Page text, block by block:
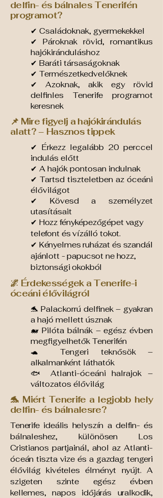
delfin- és bálnales Tenerifén
programot?
✔ Családoknak, gyermekekkel
✔ Pároknak rövid, romantikus
hajókiránduláshoz
✔ Baráti társaságoknak
✔ Természetkedvelőknek
✔ Azoknak, akik egy rövid
delfinles Tenerife programot
keresnek
📌 Mire figyelj a hajókirándulás
alatt? – Hasznos tippek
✔ Érkezz legalább 20 perccel
indulás előtt
✔ A hajók pontosan indulnak
✔ Tartsd tiszteletben az óceáni
élővilágot
✔ Kövesd a személyzet
utasításait
✔ Hozz fényképezőgépet vagy
telefont és vízálló tokot.
✔ Kényelmes ruházat és szandál
ajánlott - papucsot ne hozz,
biztonsági okokból
🌌 Érdekességek a Tenerife-i
óceáni élővilágról
🐬 Palackorrú delfinek – gyakran
a hajó mellett úsznak
🐋 Pilóta bálnák – egész évben
megfigyelhetők Tenerifén
🐢 Tengeri teknősök –
alkalmanként láthatók
🐟 Atlanti-óceáni halrajok –
változatos élővilág
🐬 Miért Tenerife a legjobb hely
delfin- és bálnalesre?
Tenerife ideális helyszín a delfin- és
bálnaleshez, különösen Los
Cristianos partjainál, ahol az Atlanti-
óceán tiszta vize és a gazdag tengeri
élővilág kivételes élményt nyújt. A
szigeten szinte egész évben
kellemes, napos időjárás uralkodik,